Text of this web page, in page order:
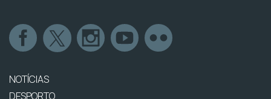
NOTÍCIAS
DESPORTO